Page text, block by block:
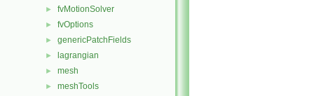
► fvMotionSolver
► fvOptions
► genericPatchFields
► lagrangian
► mesh
► meshTools